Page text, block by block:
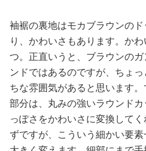
袖裾の裏地はモカブラウンの
り、かわいさもあります。か
つ。正直いうと、ブラウンの
ンドではあるのですが、ちょ
ちな雰囲気があると思います
部分は、丸みの強いラウンド
っぽさをかわいさに変換して
ずですが、こういう細かい要